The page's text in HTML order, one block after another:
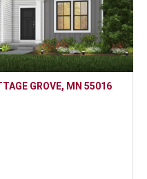
GROVE, MN 55016